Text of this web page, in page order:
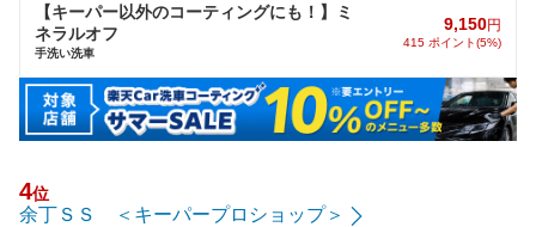
【キーパー以外のコーティングにも！】ミ
ネラルオフ
手洗い洗車
9,150円
415 ポイント(5%)
4位
余丁ＳＳ ＜キーパープロショップ＞